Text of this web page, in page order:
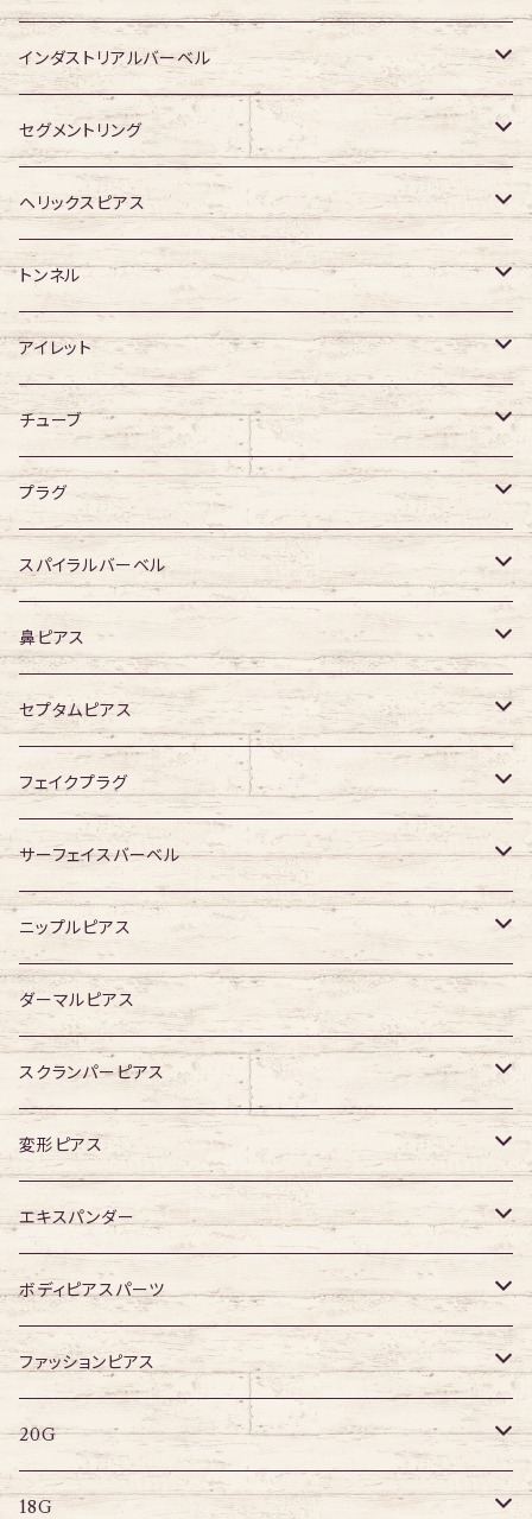
ジュエル有り
ジュエル有り
ジュエル無し
ジュエル有り
アクリル・その他
ジュエル有り
316Lサージカルステンレス
ジュエル無し
ジュエル有り
サージカルチタン
ジュエル無し
ジュエル有り
アクリル
インダストリアルバーベル
316Lサージカルステンレス
ジュエル無し
ジュエル有り
サージカルチタン
ジュエル無し
ジュエル有り
セグメントリング
316Lサージカルステンレス
サージカルチタン
アクリル
ヘリックスピアス
ジュエル無し
ジュエル有り
トンネル
316Lサージカルステンレス
デザイン無し
デザイン有り
アクリル
アイレット
シングルフレア
ダブルフレア
チューブ
デザイン無し
デザイン有り
プラグ
デザイン無し
デザイン有り
スパイラルバーベル
316Lサージカルステンレス
ジュエル無し
ジュエル有り
サージカルチタン
ジュエル無し
ジュエル有り
鼻ピアス
ジュエル無し
ジュエル有り
セプタムピアス
ジュエル無し
ジュエル有り
フェイクプラグ
ジュエル無し
ジュエル有り
サーフェイスバーベル
ジュエル無し
ジュエル有り
ニップルピアス
ジュエル無し
ジュエル有り
ダーマルピアス
スクランパーピアス
16G
14G
変形ピアス
ジュエル無し
ジュエル有り
エキスパンダー
316Lサージカルステンレス
アクリル
その他
ボディピアスパーツ
ネジタイプ
20G
18G
はめ込みタイプ
ファッションピアス
ポストピアス
リングピアス
20G
キャプティブリング
18G